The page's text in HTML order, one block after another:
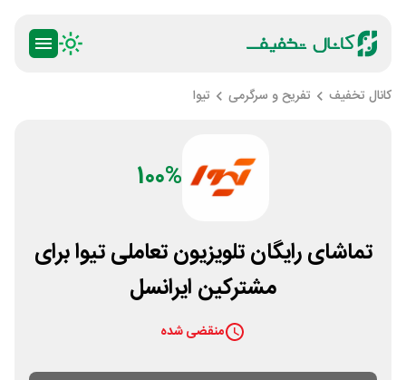
کانال تخفیف تفریح و سرگرمی تیوا
100%
تماشای رایگان تلویزیون تعاملی تیوا برای
مشترکین ایرانسل
منقضی شده